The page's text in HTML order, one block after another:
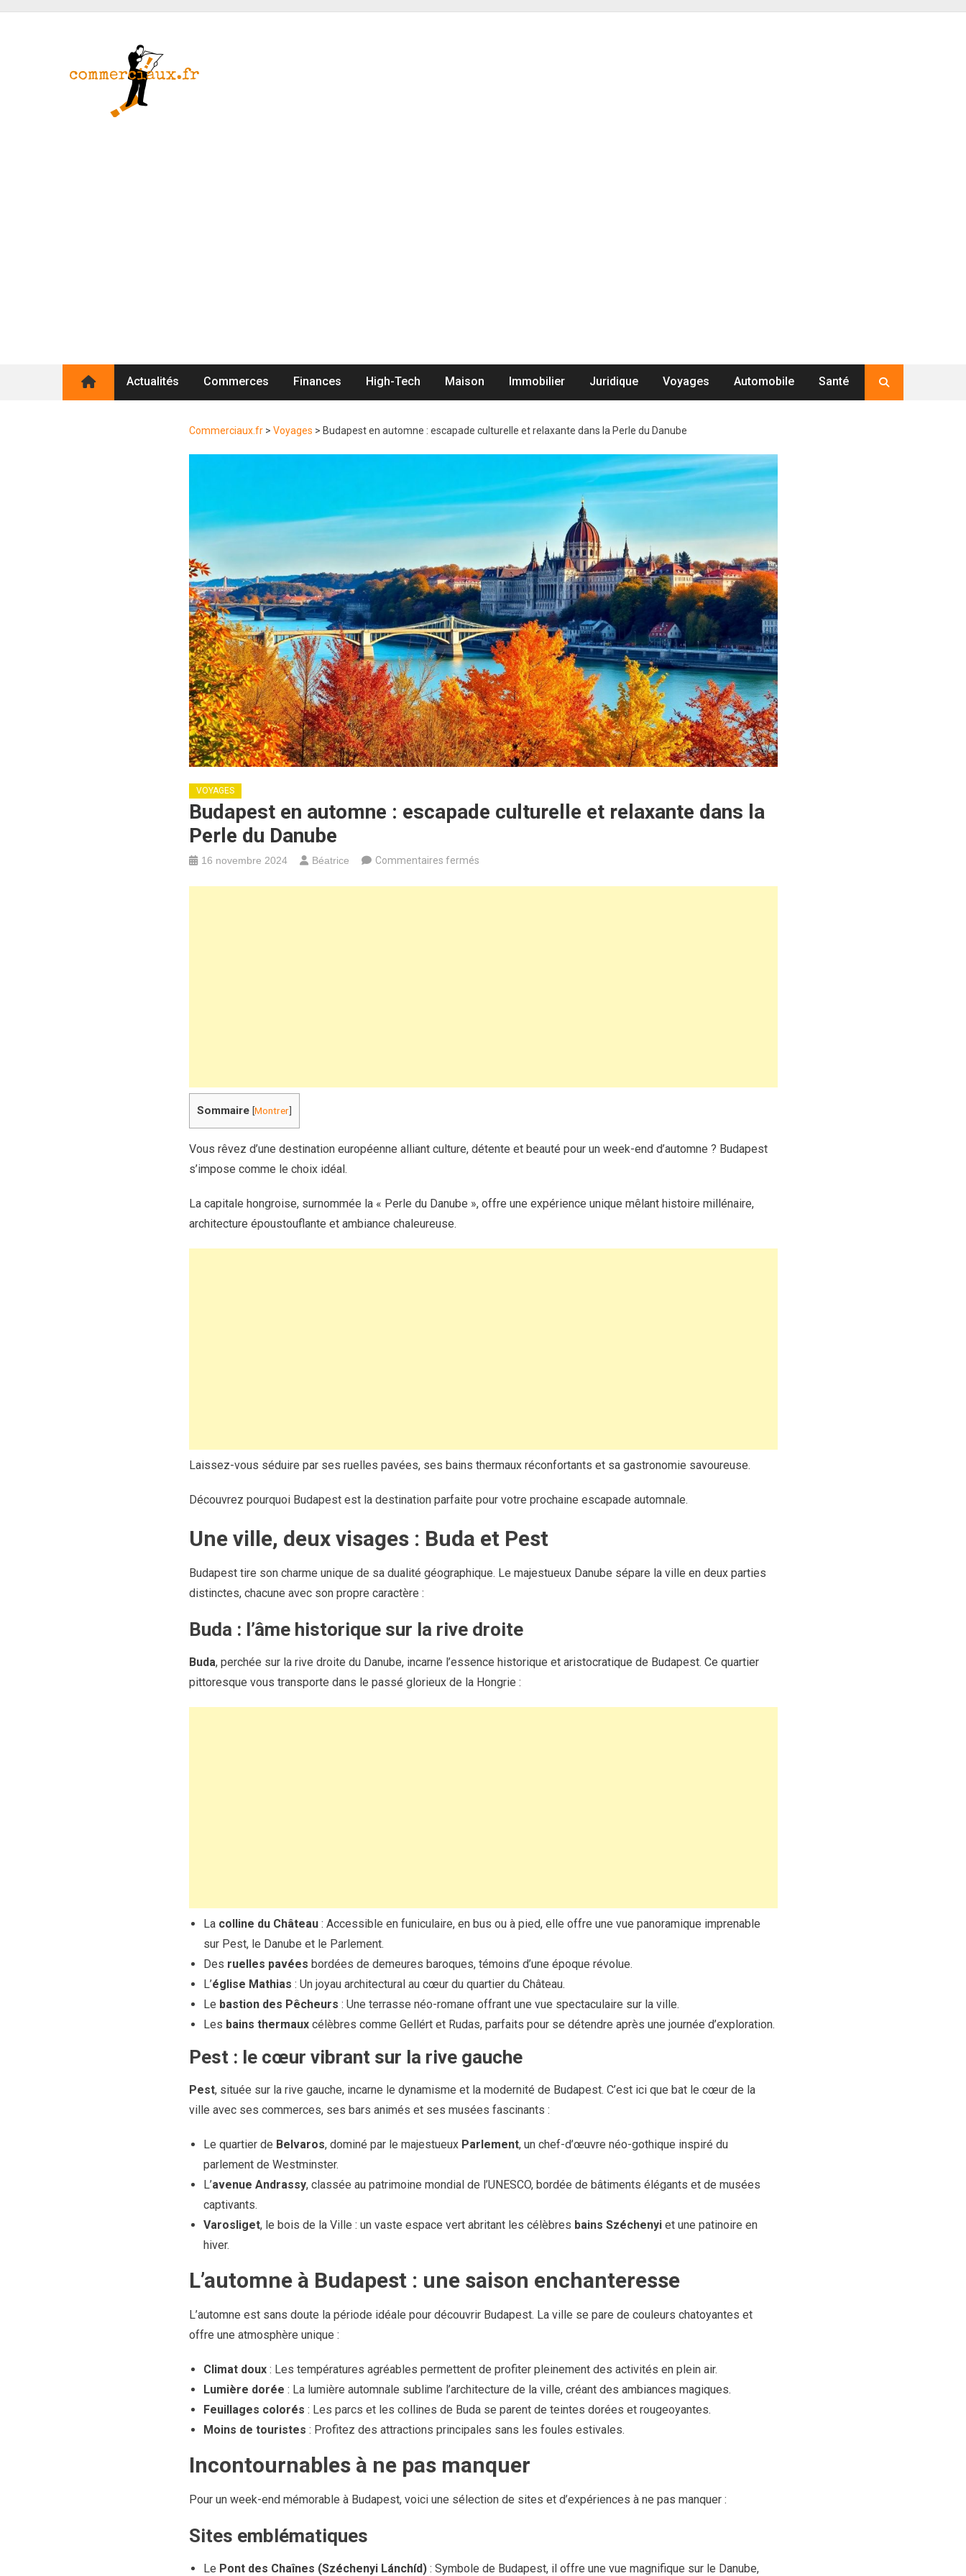
Actualités Commerces Finances High-Tech Maison Immobilier Juridique Voyages Automobile Santé
Commerciaux.fr> Voyages > Budapest en automne : escapade culturelle et relaxante dans la Perle du Danube
VOYAGES
Budapest en automne : escapade culturelle et relaxante dans la
Perle du Danube
16 novembre 2024 Béatrice Commentaires ferméssur
Sommaire [Montrer]
Vous rêvez d’une destination européenne alliant culture, détente et beauté pour un week-end d’automne ? Budapest
s’impose comme le choix idéal.
La capitale hongroise, surnommée la « Perle du Danube », offre une expérience unique mêlant histoire millénaire,
architecture époustouflante et ambiance chaleureuse.
Laissez-vous séduire par ses ruelles pavées, ses bains thermaux réconfortants et sa gastronomie savoureuse.
Découvrez pourquoi Budapest est la destination parfaite pour votre prochaine escapade automnale.
Une ville, deux visages : Buda et Pest
Budapest tire son charme unique de sa dualité géographique. Le majestueux Danube sépare la ville en deux parties
distinctes, chacune avec son propre caractère :
Buda : l’âme historique sur la rive droite
Buda, perchée sur la rive droite du Danube, incarne l’essence historique et aristocratique de Budapest. Ce quartier
pittoresque vous transporte dans le passé glorieux de la Hongrie :
La colline du Château: Accessible en funiculaire, en bus ou à pied, elle offre une vue panoramique imprenable
sur Pest, le Danube et le Parlement.
Des ruelles pavées bordées de demeures baroques, témoins d’une époque révolue.
L’église Mathias : Un joyau architectural au cœur du quartier du Château.
Le bastion des Pêcheurs : Une terrasse néo-romane offrant une vue spectaculaire sur la ville.
Les bains thermauxcélèbres comme Gellért et Rudas, parfaits pour se détendre après une journée d’exploration.
Pest : le cœur vibrant sur la rive gauche
Pest, située sur la rive gauche, incarne le dynamisme et la modernité de Budapest. C’est ici que bat le cœur de la
ville avec ses commerces, ses bars animés et ses musées fascinants :
Le quartier de Belvaros, dominé par le majestueux Parlement, un chef-d’œuvre néo-gothique inspiré du
parlement de Westminster.
L’avenue Andrassy, classée au patrimoine mondial de l’UNESCO, bordée de bâtiments élégants et de musées
captivants.
Varosliget, le bois de la Ville : un vaste espace vert abritant les célèbres bains Széchenyiet une patinoire en
hiver.
L’automne à Budapest : une saison enchanteresse
L’automne est sans doute la période idéale pour découvrir Budapest. La ville se pare de couleurs chatoyantes et
offre une atmosphère unique :
Climat doux: Les températures agréables permettent de profiter pleinement des activités en plein air.
Lumière dorée : La lumière automnale sublime l’architecture de la ville, créant des ambiances magiques.
Feuillages colorés : Les parcs et les collines de Buda se parent de teintes dorées et rougeoyantes.
Moins de touristes : Profitez des attractions principales sans les foules estivales.
Incontournables à ne pas manquer
Pour un week-end mémorable à Budapest, voici une sélection de sites et d’expériences à ne pas manquer :
Sites emblématiques
Le Pont des Chaînes (Széchenyi Lánchíd): Symbole de Budapest, il offre une vue magnifique sur le Danube,